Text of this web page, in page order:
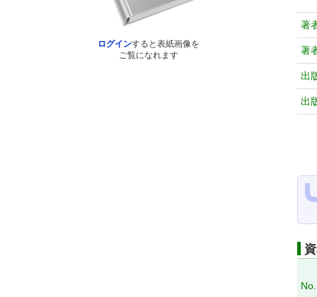
ログインすると表紙画像を
ご覧になれます
著
著
出
出
No.